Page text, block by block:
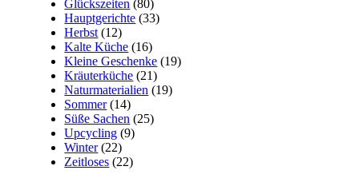
Glückszeiten (80)
Hauptgerichte (33)
Herbst (12)
Kalte Küche (16)
Kleine Geschenke (19)
Kräuterküche (21)
Naturmaterialien (19)
Sommer(14)
Süße Sachen (25)
Upcycling (9)
Winter(22)
Zeitloses (22)